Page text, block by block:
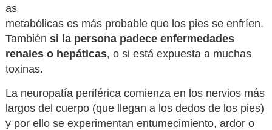
as
metabólicas es más probable que los pies se enfríen.
También si la persona padece enfermedades
renales o hepáticas, o si está expuesta a muchas
toxinas.
La neuropatía periférica comienza en los nervios más
largos del cuerpo (que llegan a los dedos de los pies)
y por ello se experimentan entumecimiento, ardor o